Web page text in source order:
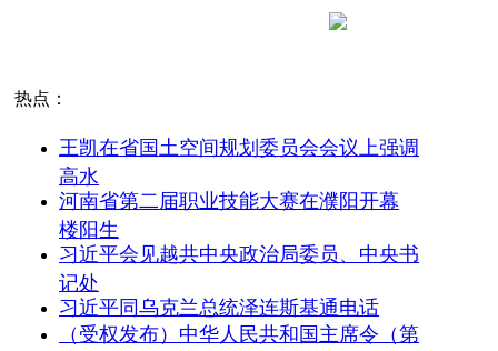
热点：
王凯在省国土空间规划委员会会议上强调
高水
河南省第二届职业技能大赛在濮阳开幕
楼阳生
习近平会见越共中央政治局委员、中央书
记处
习近平同乌克兰总统泽连斯基通电话
（受权发布）中华人民共和国主席令（第